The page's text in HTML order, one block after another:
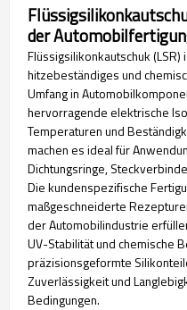
der
Flüssigsilikonkautschuk
hitzebeständiges und
Umfang in
hervorragende elektrische
Temperaturen und
machen es ideal für
Dichtungsringe,
Die kundenspezifische
maßgeschneiderte
der Automobilindustrie
UV-Stabilität und chemische
präzisionsgeformte
Zuverlässigkeit und
Bedingungen.